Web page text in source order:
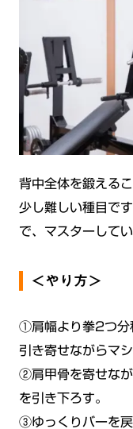
背中全体を鍛える
少し難しい種目で
で、マスターして
＜やり方＞
①肩幅より拳2つ分
引き寄せながらマシ
②肩甲骨を寄せな
を引き下ろす。
③ゆっくりバーを戻